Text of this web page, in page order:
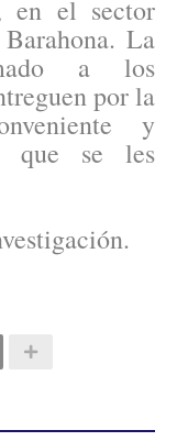
en el sector
La
a los
por la
y
que se les